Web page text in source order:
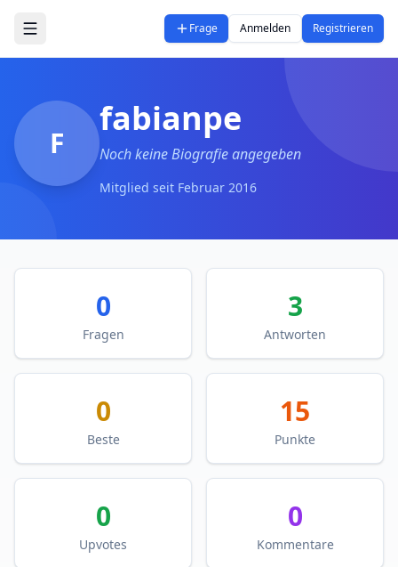
Zum Hauptinhalt springen
Frage Anmelden Registrieren
F
fabianpe
Noch keine Biografie angegeben
Mitglied seit Februar 2016
0
Fragen
3
Antworten
0
Beste
15
Punkte
0
Upvotes
0
Kommentare